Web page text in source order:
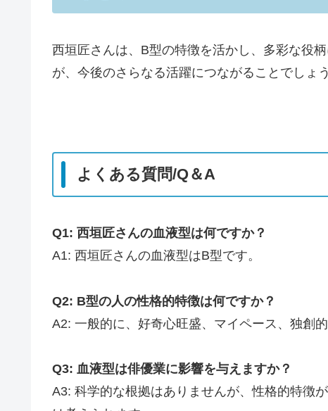
西垣匠さんは、B型の特徴を活かし、多彩な役
が、今後のさらなる活躍につながることでしょう
よくある質問/Q＆A
Q1: 西垣匠さんの血液型は何ですか？
A1: 西垣匠さんの血液型はB型です。
Q2: B型の人の性格的特徴は何ですか？
A2: 一般的に、好奇心旺盛、マイペース、独創
Q3: 血液型は俳優業に影響を与えますか？
A3: 科学的な根拠はありませんが、性格的特徴